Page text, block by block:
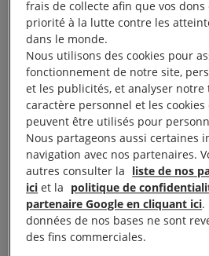
Foire aux livres de 9h-18h,
la Mairie 30120 Le Vigan Des
frais de collecte afin que vos
priorité à la lutte contre les
dans le monde.
Nous utilisons des cookies pour
fonctionnement de notre site,
et les publicités, et analyser notre
caractère personnel et les
peuvent être utilisés pour
Nous partageons aussi certaines
navigation avec nos partenaires.
autres consulter la liste de nos
ici et la politique de
partenaire Google en cliquant ici.
données de nos bases ne sont
des fins commerciales.